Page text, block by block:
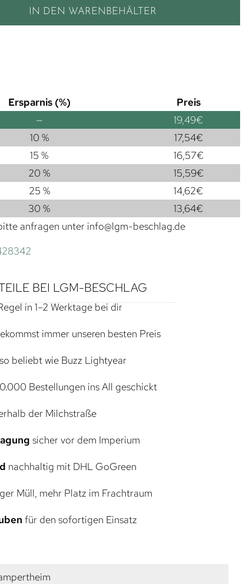
IN DEN WARENBEHÄLTER
Ersparnis (%)
Preis
— 19,49€
10 % 17,54€
15 % 16,57€
20 % 15,59€
25 % 14,62€
30 % 13,64€
anfragen unter info@lgm-beschlag.de
BEI LGM-BESCHLAG
in 1–2 Werktage bei dir
immer unseren besten Preis
beliebt wie Buzz Lightyear
Bestellungen ins All geschickt
der Milchstraße
sicher vor dem Imperium
nachhaltig mit DHL GoGreen
Müll, mehr Platz im Frachtraum
für den sofortigen Einsatz